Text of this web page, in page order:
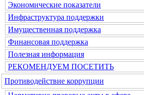
Экономические показатели
Инфраструктура поддержки
Имущественная поддержка
Финансовая поддержка
Полезная информация
РЕКОМЕНДУЕМ ПОСЕТИТЬ
Противодействие коррупции